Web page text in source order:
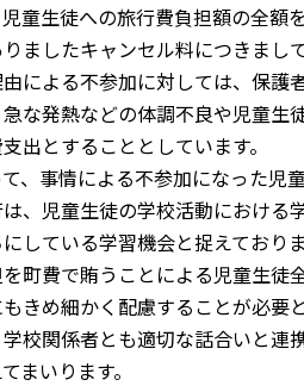
童生徒への旅行費負担額の全額
ましたキャンセル料につきまし
による不参加に対しては、保護
な発熱などの体調不良や児童生
出とすることとしています。
、事情による不参加になった児
、児童生徒の学校活動における
している学習機会と捉えておりま
町費で賄うことによる児童生徒
きめ細かく配慮することが必要
校関係者とも適切な話合いと連
まいります。